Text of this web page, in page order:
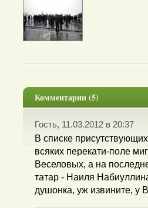
Комментарии (5)
Гость, 11.03.2012 в 20:37
В списке
всяких перекати-поле
Веселовых, а на
татар - Наиля
душонка, уж извините, у